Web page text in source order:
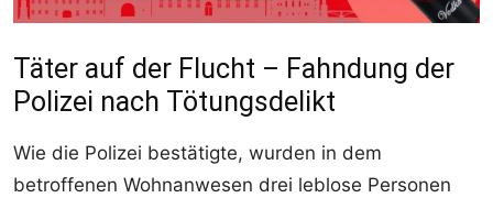
Täter auf der Flucht – Fahndung der
Polizei nach Tötungsdelikt
Wie die Polizei bestätigte, wurden in dem
betroffenen Wohnanwesen drei leblose Personen